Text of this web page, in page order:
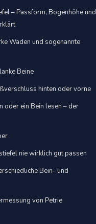
– Passform, Bogenhöhe und
Waden und sogenannte
Beine
hinten oder vorne
oder ein Bein lesen – der
nie wirklich gut passen
Bein- und
von Petrie